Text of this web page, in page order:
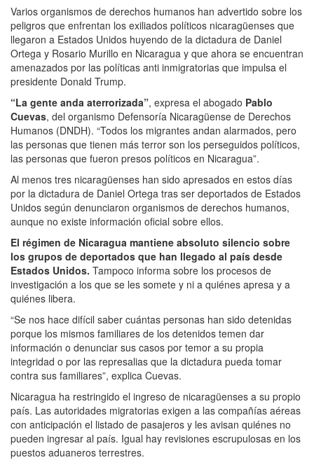
Varios organismos de derechos humanos han advertido sobre los
peligros que enfrentan los exiliados políticos nicaragüenses que
llegaron a Estados Unidos huyendo de la dictadura de Daniel
Ortega y Rosario Murillo en Nicaragua y que ahora se encuentran
amenazados por las políticas anti inmigratorias que impulsa el
presidente Donald Trump.
“La gente anda aterrorizada”, expresa el abogado Pablo
Cuevas, del organismo Defensoría Nicaragüense de Derechos
Humanos (DNDH). “Todos los migrantes andan alarmados, pero
las personas que tienen más terror son los perseguidos políticos,
las personas que fueron presos políticos en Nicaragua”.
Al menos tres nicaragüenses han sido apresados en estos días
por la dictadura de Daniel Ortega tras ser deportados de Estados
Unidos según denunciaron organismos de derechos humanos,
aunque no existe información oficial sobre ellos.
El régimen de Nicaragua mantiene absoluto silencio sobre
los grupos de deportados que han llegado al país desde
Estados Unidos. Tampoco informa sobre los procesos de
investigación a los que se les somete y ni a quiénes apresa y a
quiénes libera.
“Se nos hace difícil saber cuántas personas han sido detenidas
porque los mismos familiares de los detenidos temen dar
información o denunciar sus casos por temor a su propia
integridad o por las represalias que la dictadura pueda tomar
contra sus familiares”, explica Cuevas.
Nicaragua ha restringido el ingreso de nicaragüenses a su propio
país. Las autoridades migratorias exigen a las compañías aéreas
con anticipación el listado de pasajeros y les avisan quiénes no
pueden ingresar al país. Igual hay revisiones escrupulosas en los
puestos aduaneros terrestres.